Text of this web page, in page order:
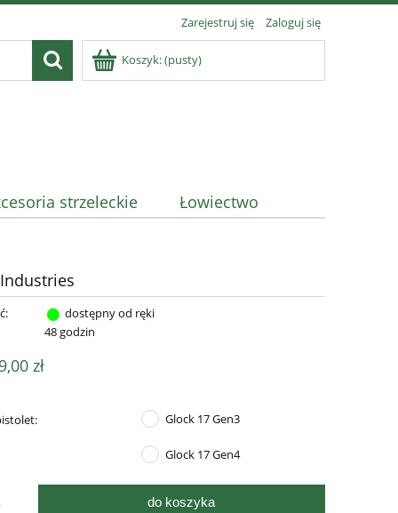
Zarejestruj się Zaloguj się
Koszyk:(pusty)
strzeleckie Łowiectwo
dostępny od ręki
48 godzin
zł
Glock 17 Gen3
Glock 17 Gen4
do koszyka